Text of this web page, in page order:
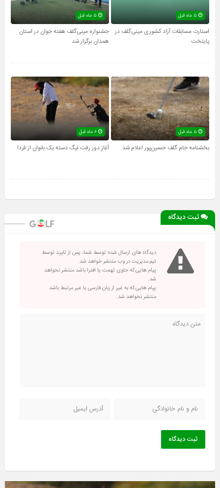
استارت مسابقات آزاد کشوری مینی‌گلف در
پایتخت
جشنواره مینی‌گلف هفته جوان در استان
همدان برگزار شد
بخشنامه جام گلف حسین‌پور اعلام شد آغاز دور رفت لیگ دسته یک بانوان از فردا
ثبت دیدگاه
دیدگاه های ارسال شده توسط شما، پس از تایید توسط
تیم مدیریت در وب منتشر خواهد شد.
پیام هایی که حاوی تهمت یا افترا باشد منتشر نخواهد
شد.
پیام هایی که به غیر از زبان فارسی یا غیر مرتبط باشد
منتشر نخواهد شد.
ثبت دیدگاه